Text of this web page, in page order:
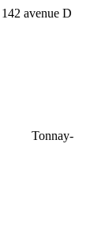
142 avenue D
Tonnay-